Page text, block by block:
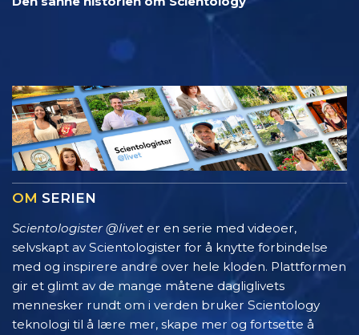
OM SERIEN
Scientologister @livet er en serie med videoer,
selvskapt av Scientologister for å knytte forbindelse
med og inspirere andre over hele kloden. Plattformen
gir et glimt av de mange måtene dagliglivets
mennesker rundt om i verden bruker Scientology
teknologi til å lære mer, skape mer og fortsette å